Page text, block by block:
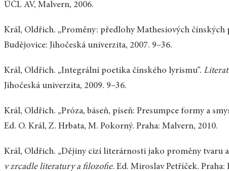
ÚČL AV, Malvern, 2006.
Král, Oldřich. „Proměny: předlohy Mathesiových čínských
Budějovice: Jihočeská univerzita, 2007. 9–36.
Král, Oldřich. „Integrální poetika čínského lyrismu“.
Jihočeská univerzita, 2009. 9–36.
Král, Oldřich. „Próza, báseň, píseň: Presumpce formy a
Ed. O. Král, Z. Hrbata, M. Pokorný. Praha: Malvern, 2010.
Král, Oldřich. „Dějiny cizí literárnosti jako proměny tvaru a
v zrcadle literatury a filozofie. Ed. Miroslav Petříček.